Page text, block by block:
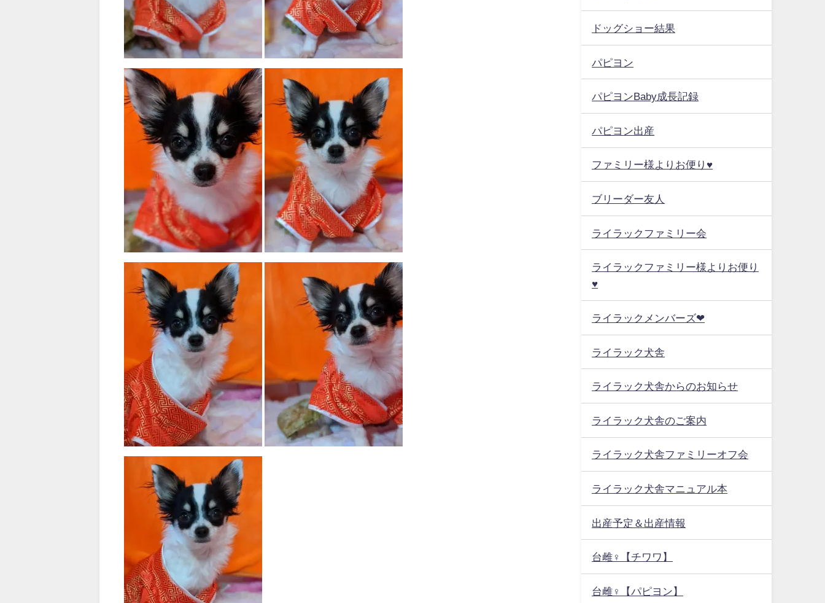
ドッグショー結果
パピヨン
パピヨンBaby成長記録
パピヨン出産
ファミリー様よりお便り♥
ブリーダー友人
ライラックファミリー会
ライラックファミリー様よりお便り
♥
ライラックメンバーズ❤
ライラック犬舎
ライラック犬舎からのお知らせ
ライラック犬舎のご案内
ライラック犬舎ファミリーオフ会
ライラック犬舎マニュアル本
出産予定＆出産情報
台雌♀【チワワ】
台雌♀【パピヨン】